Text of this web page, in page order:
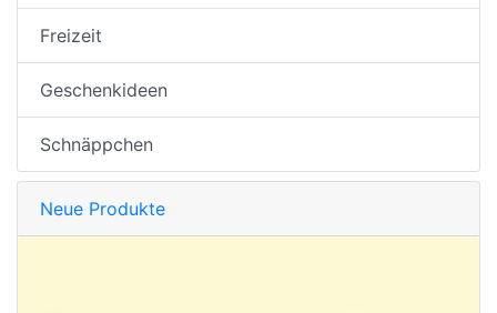
Freizeit
Geschenkideen
Schnäppchen
Neue Produkte